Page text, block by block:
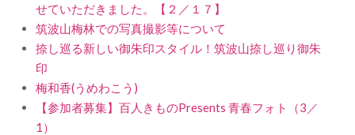
せていただきました。【２／１７】
筑波山梅林での写真撮影等について
捺し巡る新しい御朱印スタイル！筑波山捺し巡り御朱
印
梅和香(うめわこう)
【参加者募集】百人きものPresents 青春フォト（3／
1）